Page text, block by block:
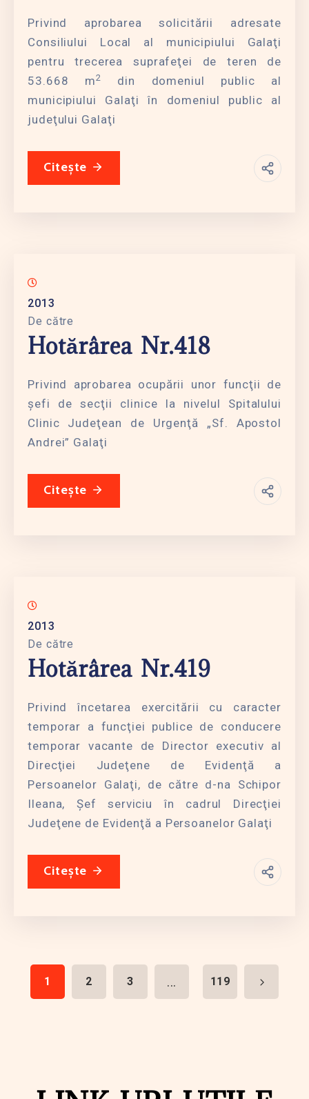
Privind aprobarea solicitării adresate
Consiliului Local al municipiului Galaţi
pentru trecerea suprafeţei de teren de
53.668 m2
din domeniul public al
municipiului Galaţi în domeniul public al
judeţului Galaţi
Citește
2013
De către
Hotărârea Nr.418
Privind aprobarea ocupării unor funcţii de
şefi de secţii clinice la nivelul Spitalului
Clinic Judeţean de Urgenţă „Sf. Apostol
Andrei” Galaţi
Citește
2013
De către
Hotărârea Nr.419
Privind încetarea exercitării cu caracter
temporar a funcţiei publice de conducere
temporar vacante de Director executiv al
Direcţiei Judeţene de Evidenţă a
Persoanelor Galaţi, de către d-na Schipor
Ileana, Şef serviciu în cadrul Direcţiei
Judeţene de Evidenţă a Persoanelor Galaţi
Citește
1 2 3 ... 119